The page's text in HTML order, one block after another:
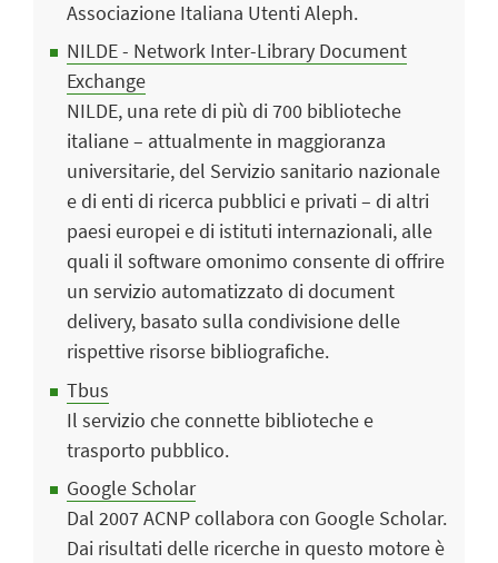
Associazione Italiana Utenti Aleph.
NILDE - Network Inter-Library Document
Exchange
NILDE, una rete di più di 700 biblioteche
italiane – attualmente in maggioranza
universitarie, del Servizio sanitario nazionale
e di enti di ricerca pubblici e privati – di altri
paesi europei e di istituti internazionali, alle
quali il software omonimo consente di offrire
un servizio automatizzato di document
delivery, basato sulla condivisione delle
rispettive risorse bibliografiche.
Tbus
Il servizio che connette biblioteche e
trasporto pubblico.
Google Scholar
Dal 2007 ACNP collabora con Google Scholar.
Dai risultati delle ricerche in questo motore è